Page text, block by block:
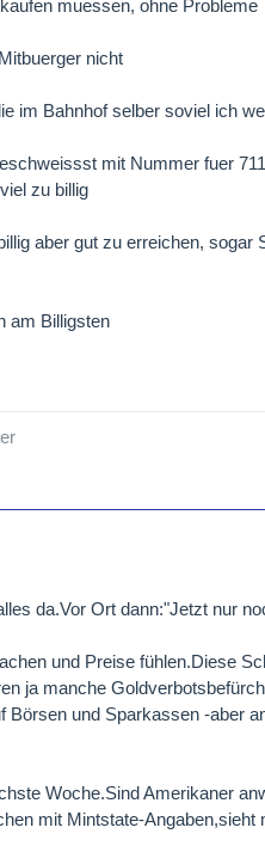
muessen, ohne Probleme
nicht
im Bahnhof selber soviel ich
mit Nummer fuer
zu billig
aber gut zu erreichen, sogar
am Billigsten
da.Vor Ort dann:"Jetzt nur
und Preise fühlen.Diese
ja manche
Börsen und Sparkassen -aber
Woche.Sind Amerikaner
mit Mintstate-Angaben,sieht